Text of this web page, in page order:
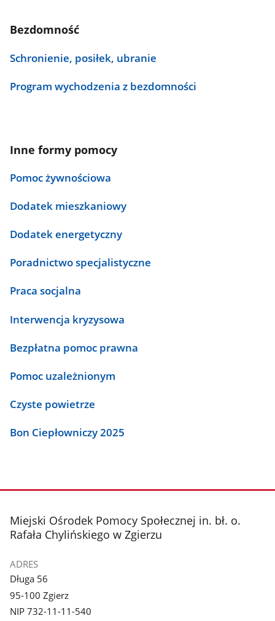
Bezdomność
Schronienie, posiłek, ubranie
Program wychodzenia z bezdomności
Inne formy pomocy
Pomoc żywnościowa
Dodatek mieszkaniowy
Dodatek energetyczny
Poradnictwo specjalistyczne
Praca socjalna
Interwencja kryzysowa
Bezpłatna pomoc prawna
Pomoc uzależnionym
Czyste powietrze
Bon Ciepłowniczy 2025
stopka
Miejski Ośrodek Pomocy Społecznej in. bł. o.
Rafała Chylińskiego w Zgierzu
ADRES
Długa 56
95-100 Zgierz
NIP 732-11-11-540